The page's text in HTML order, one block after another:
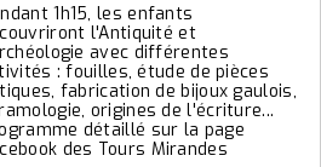
1h15, les enfants
l'Antiquité et
avec différentes
: fouilles, étude de pièces
fabrication de bijoux gaulois,
origines de l'écriture...
détaillé sur la page
des Tours Mirandes